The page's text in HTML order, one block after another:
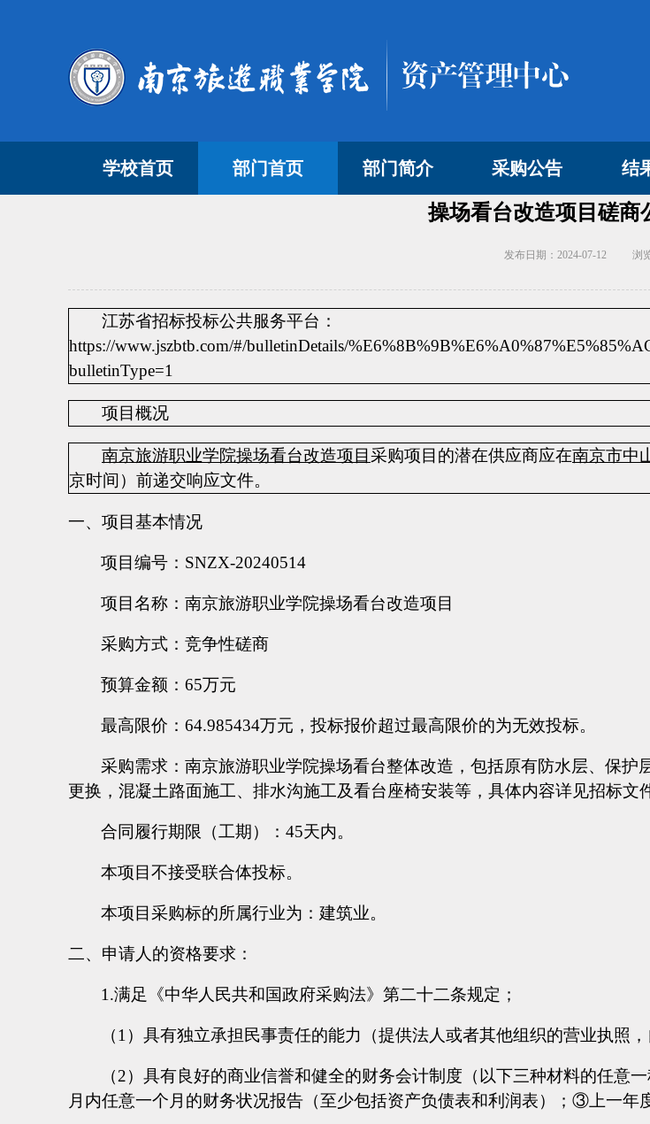
学校首页 部门首页 部门简介 采购公告 结
操场看台改造项目磋商
发布日期：2024-07-12 浏
江苏省招标投标公共服务平台：
https://www.jszbtb.com/#/bulletinDetails/
bulletinType=1
项目概况
南京旅游职业学院操场看台改造项目 采购项目的潜在供应商应在南京市中
京时间）前递交响应文件。
一、项目基本情况
项目编号： SNZX-20240514
项目名称：南京旅游职业学院操场看台改造项目
采购方式：竞争性磋商
预算金额： 65万元
最高限价： 64.985434万元，投标报价超过最高限价的为无效投标。
采购需求：南京旅游职业学院操场看台整体改造，包括原有防水层、保护
更换，混凝土路面施工、排水沟施工及看台座椅安装等，具体内容详见招标文
合同履行期限（工期）： 45天内。
本项目不接受联合体投标。
本项目采购标的所属行业为：建筑业。
二、申请人的资格要求：
1.满足《中华人民共和国政府采购法》第二十二条规定；
（1）具有独立承担民事责任的能力（提供法人或者其他组织的营业执照，
（2）具有良好的商业信誉和健全的财务会计制度（以下三种材料的任
月内任意一个月的财务状况报告（至少包括资产负债表和利润表）；③上一年